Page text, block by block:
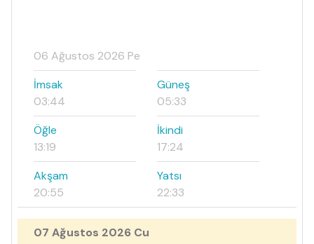
06 Ağustos 2026 Pe
İmsak
03:44
Güneş
05:33
Öğle
13:19
İkindi
17:24
Akşam
20:55
Yatsı
22:33
07 Ağustos 2026 Cu